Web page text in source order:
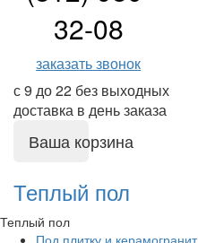
32-08
заказать звонок
с 9 до 22 без выходных
доставка в день заказа
Ваша корзина
Теплый пол
Теплый пол